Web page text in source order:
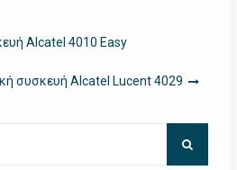
Alcatel 4010 Easy
συσκευή Alcatel Lucent 4029